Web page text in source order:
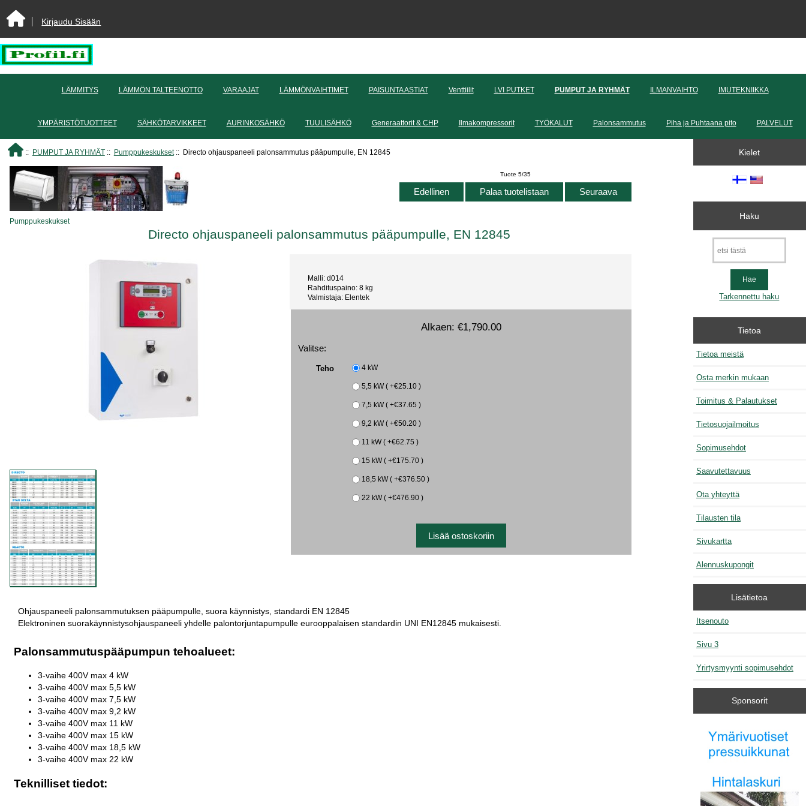
Kirjaudu Sisään
LÄMMITYS LÄMMÖN TALTEENOTTO VARAAJAT LÄMMÖNVAIHTIMET PAISUNTA ASTIAT Venttiilit LVI PUTKET PUMPUT JA RYHMÄT ILMANVAIHTO IMUTEKNIIKKA
YMPÄRISTÖTUOTTEET SÄHKÖTARVIKKEET AURINKOSÄHKÖ TUULISÄHKÖ Generaattorit & CHP Ilmakompressorit TYÖKALUT Palonsammutus Piha ja Puhtaana pito PALVELUT
:: PUMPUT JA RYHMÄT:: Pumppukeskukset:: Directo ohjauspaneeli palonsammutus pääpumpulle, EN 12845
Pumppukeskukset
Tuote 5/35
Edellinen Palaa tuotelistaan Seuraava
Directo ohjauspaneeli palonsammutus pääpumpulle, EN 12845
Malli: d014
Rahdituspaino: 8 kg
Valmistaja: Elentek
Alkaen:€1,790.00
Valitse:
Teho 4 kW
5,5 kW ( +€25.10 )
7,5 kW ( +€37.65 )
9,2 kW ( +€50.20 )
11 kW ( +€62.75 )
15 kW ( +€175.70 )
18,5 kW ( +€376.50 )
22 kW ( +€476.90 )
Ohjauspaneeli palonsammutuksen pääpumpulle, suora käynnistys, standardi EN 12845
Elektroninen suorakäynnistysohjauspaneeli yhdelle palontorjuntapumpulle eurooppalaisen standardin UNI EN12845 mukaisesti.
Palonsammutuspääpumpun tehoalueet:
3-vaihe 400V max 4 kW
3-vaihe 400V max 5,5 kW
3-vaihe 400V max 7,5 kW
3-vaihe 400V max 9,2 kW
3-vaihe 400V max 11 kW
3-vaihe 400V max 15 kW
3-vaihe 400V max 18,5 kW
3-vaihe 400V max 22 kW
Teknilliset tiedot:
Kielet
Haku
Tarkennettu haku
Tietoa
Tietoa meistä
Osta merkin mukaan
Toimitus & Palautukset
Tietosuojailmoitus
Sopimusehdot
Saavutettavuus
Ota yhteyttä
Tilausten tila
Sivukartta
Alennuskupongit
Lisätietoa
Itsenouto
Sivu 3
Yrirtysmyynti sopimusehdot
Sponsorit